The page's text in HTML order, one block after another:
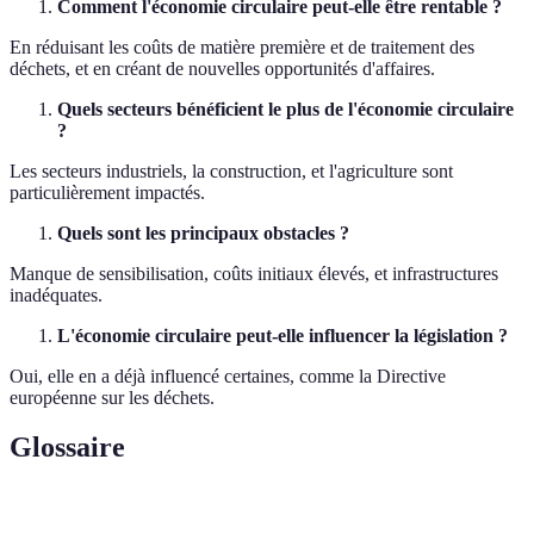
Comment l'économie circulaire peut-elle être rentable ?
En réduisant les coûts de matière première et de traitement des
déchets, et en créant de nouvelles opportunités d'affaires.
Quels secteurs bénéficient le plus de l'économie circulaire
?
Les secteurs industriels, la construction, et l'agriculture sont
particulièrement impactés.
Quels sont les principaux obstacles ?
Manque de sensibilisation, coûts initiaux élevés, et infrastructures
inadéquates.
L'économie circulaire peut-elle influencer la législation ?
Oui, elle en a déjà influencé certaines, comme la Directive
européenne sur les déchets.
Glossaire